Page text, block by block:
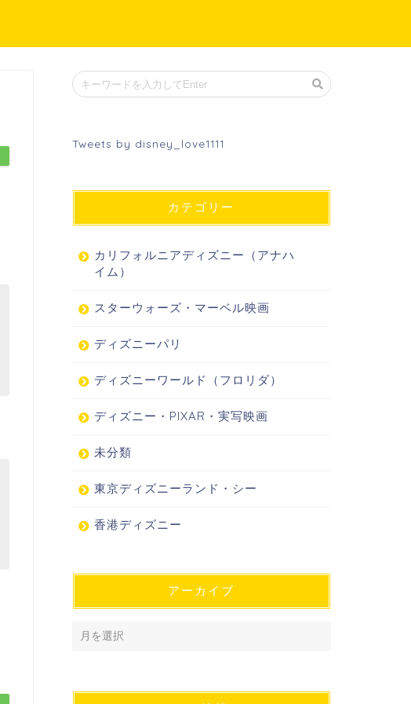
Tweets by disney_love1111
カテゴリー
カリフォルニアディズニー（アナハ
イム）
スターウォーズ・マーベル映画
ディズニーパリ
ディズニーワールド（フロリダ）
ディズニー・PIXAR・実写映画
未分類
東京ディズニーランド・シー
香港ディズニー
アーカイブ